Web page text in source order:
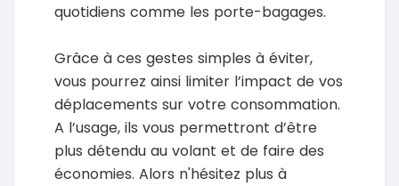
quotidiens comme les porte-bagages.
Grâce à ces gestes simples à éviter,
vous pourrez ainsi limiter l’impact de vos
déplacements sur votre consommation.
A l’usage, ils vous permettront d’être
plus détendu au volant et de faire des
économies. Alors n'hésitez plus à